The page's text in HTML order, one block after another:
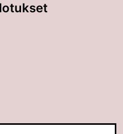
niitä